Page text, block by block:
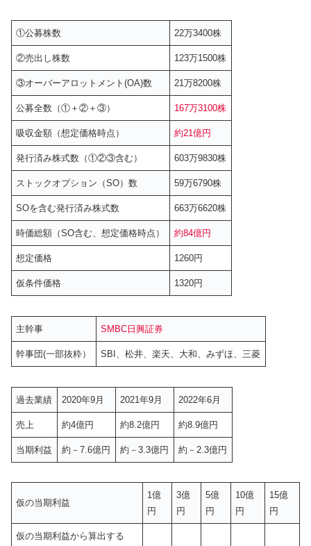
①公募株数 22万3400株
②売出し株数 123万1500株
③オーバーアロットメント(OA)数 21万8200株
公募全数（①＋②＋③） 167万3100株
吸収金額（想定価格時点） 約21億円
発行済み株式数（①②③含む） 603万9830株
ストックオプション（SO）数 59万6790株
SOを含む発行済み株式数 663万6620株
時価総額（SO含む、想定価格時点） 約84億円
想定価格 1260円
仮条件価格 1320円
主幹事 SMBC日興証券
幹事団(一部抜粋） SBI、松井、楽天、大和、みずほ、三菱
過去業績 2020年9月 2021年9月 2022年6月
売上 約4億円 約8.2億円 約8.9億円
当期利益 約－7.6億円 約－3.3億円 約－2.3億円
仮の当期利益
1億
円
3億
円
5億
円
10億
円
15億
円
仮の当期利益から算出する